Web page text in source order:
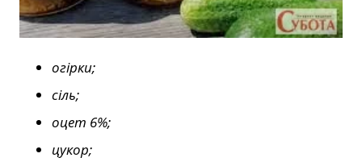
огірки;
сіль;
оцет 6%;
цукор;